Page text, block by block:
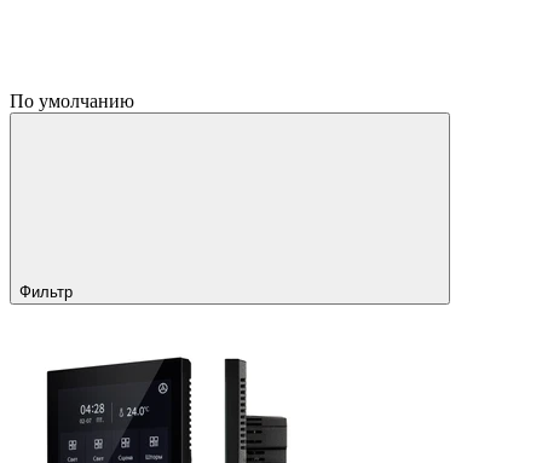
По умолчанию
Фильтр